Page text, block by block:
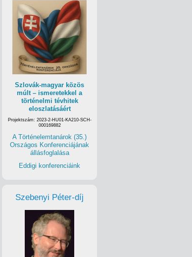
Szlovák-magyar közös
múlt – ismeretekkel a
történelmi tévhitek
eloszlatásáért
Projektszám: 2023-2-HU01-KA210-SCH-
000169882
A Történelemtanárok (35.)
Országos Konferenciájának
állásfoglalása
Eddigi konferenciáink
Szebenyi Péter-díj